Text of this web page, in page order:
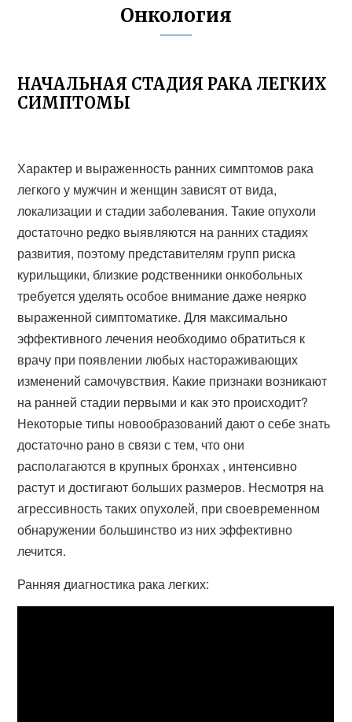
Онкология
НАЧАЛЬНАЯ СТАДИЯ РАКА ЛЕГКИХ
СИМПТОМЫ
Характер и выраженность ранних симптомов рака
легкого у мужчин и женщин зависят от вида,
локализации и стадии заболевания. Такие опухоли
достаточно редко выявляются на ранних стадиях
развития, поэтому представителям групп риска
курильщики, близкие родственники онкобольных
требуется уделять особое внимание даже неярко
выраженной симптоматике. Для максимально
эффективного лечения необходимо обратиться к
врачу при появлении любых настораживающих
изменений самочувствия. Какие признаки возникают
на ранней стадии первыми и как это происходит?
Некоторые типы новообразований дают о себе знать
достаточно рано в связи с тем, что они
располагаются в крупных бронхах , интенсивно
растут и достигают больших размеров. Несмотря на
агрессивность таких опухолей, при своевременном
обнаружении большинство из них эффективно
лечится.
Ранняя диагностика рака легких: